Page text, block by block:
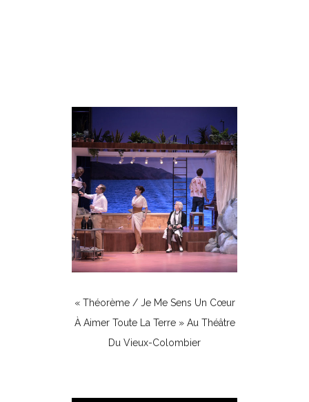
« Théorème / Je Me Sens Un Cœur
À Aimer Toute La Terre » Au Théâtre
Du Vieux-Colombier